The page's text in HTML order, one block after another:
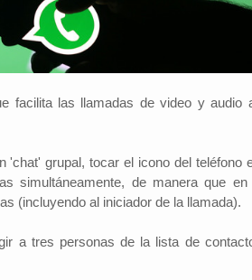
facilita las llamadas de video y audio
'chat' grupal, tocar el icono del teléfono
simultáneamente, de manera que en
(incluyendo al iniciador de la llamada).
a tres personas de la lista de